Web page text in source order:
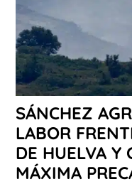
SÁNCHEZ
LABOR
DE HUELVA Y
MÁXIMA